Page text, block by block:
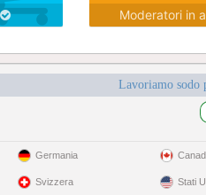
Moderatori in
Lavoriamo sodo
Germania
Svizzera Stati